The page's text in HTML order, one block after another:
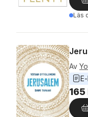
Läs
Av
165